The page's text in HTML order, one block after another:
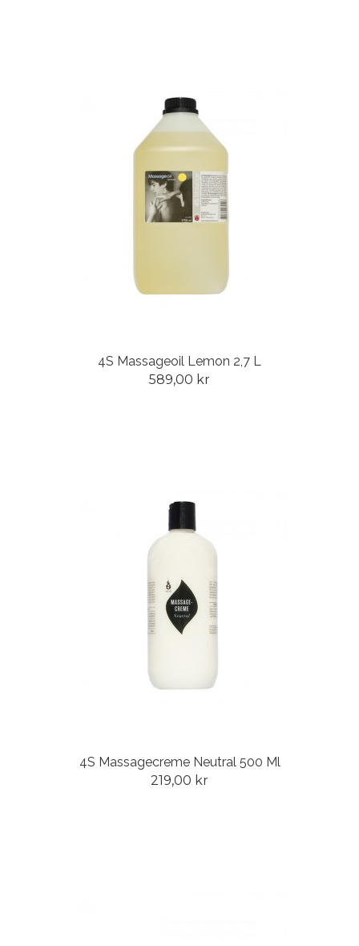
4S Massageoil Lemon 2,7 L
589,00 kr
4S Massagecreme Neutral 500 Ml
219,00 kr